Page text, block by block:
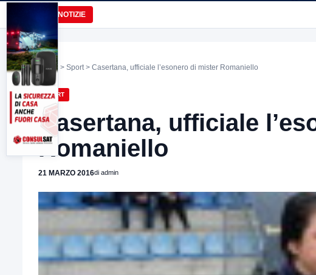
ULTIME NOTIZIE
Home > Sport> Casertana, ufficiale l’esonero di mister Romaniello
SPORT
Casertana, ufficiale
Romaniello
21 MARZO 2016di admin